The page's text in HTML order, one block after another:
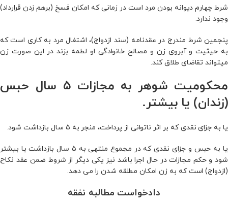
شرط چهارم دیوانه بودن مرد است در زمانی که امکان فسخ (برهم زدن قرارداد)
وجود ندارد.
پنجمین شرط مندرج در عقدنامه (سند ازدواج)، اشتغال مرد به کاری است که
به حیثیت و آبروی زن و مصالح خانوادگی او لطمه بزند در این صورت زن
میتواند تقاضای طلاق کند.
محکومیت شوهر به مجازات ۵ سال حبس
(زندان) یا بیشتر.
یا به جزای نقدی که بر اثر ناتوانی از پرداخت، منجر به ۵ سال بازداشت شود.
یا به حبس و جزای نقدی که در مجموع منتهی به ۵ سال بازداشت یا بیشتر
شود و حکم مجازات در حال اجرا باشد نیز یکی دیگر از شروط ضمن عقد نکاح
(ازدواج) است که به زن امکان مطلقه شدن را می‌ دهد.
دادخواست مطالبه نفقه